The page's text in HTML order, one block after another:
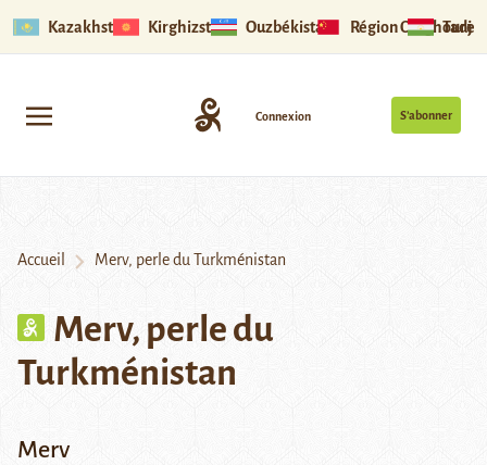
Kazakhstan Kirghizstan Ouzbékistan Région Ouïghoure
S’abonner
Connexion
Accueil Merv, perle du Turkménistan
Merv, perle du
Turkménistan
Merv